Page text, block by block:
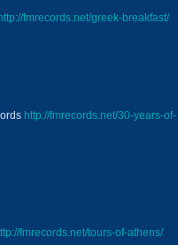
fmrecords.net/greek-breakfast/
http://fmrecords.net/30-years-of-
fmrecords.net/tours-of-athens/